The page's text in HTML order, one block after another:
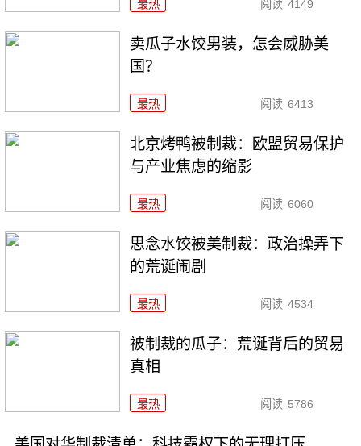
最热 阅读 4149
卖瓜子水饺男装，怎会威胁美
国？
最热 阅读 6413
北京烤鸭被制裁：欧盟贸易保护
与产业焦虑的缩影
最热 阅读 6060
思念水饺被美制裁：政治操弄下
的荒诞闹剧
最热 阅读 4534
被制裁的瓜子：荒诞背后的贸易
真相
最热 阅读 5786